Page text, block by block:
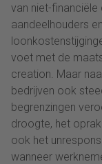
van niet-financiële
aandeelhouders
voet met de
creation. Maar
bedrijven ook
begrenzingen
droogte, het
ook het
wanneer